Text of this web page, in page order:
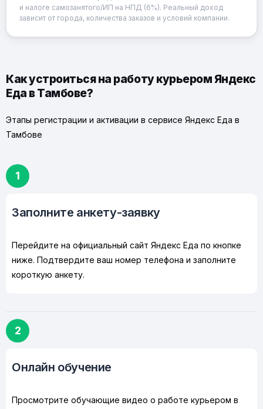
и налоге самозанятого/ИП на НПД (6%). Реальный доход
зависит от города, количества заказов и условий компании.
Как устроиться на работу курьером Яндекс
Еда в Тамбове?
Этапы регистрации и активации в сервисе Яндекс Еда в
Тамбове
1
Заполните анкету-заявку
Перейдите на официальный сайт Яндекс Еда по кнопке
ниже. Подтвердите ваш номер телефона и заполните
короткую анкету.
2
Онлайн обучение
Просмотрите обучающие видео о работе курьером в